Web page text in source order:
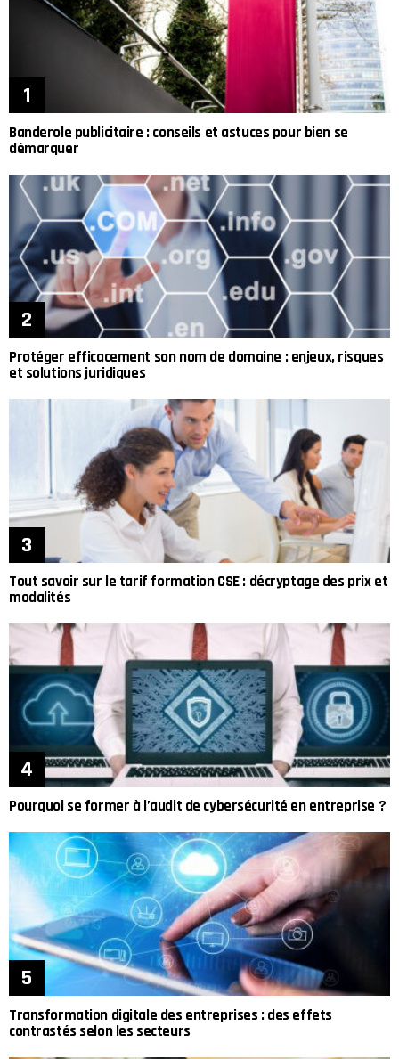
Banderole publicitaire : conseils et astuces pour bien se
démarquer
Protéger efficacement son nom de domaine : enjeux, risques
et solutions juridiques
Tout savoir sur le tarif formation CSE : décryptage des prix et
modalités
Pourquoi se former à l’audit de cybersécurité en entreprise ?
Transformation digitale des entreprises : des effets
contrastés selon les secteurs